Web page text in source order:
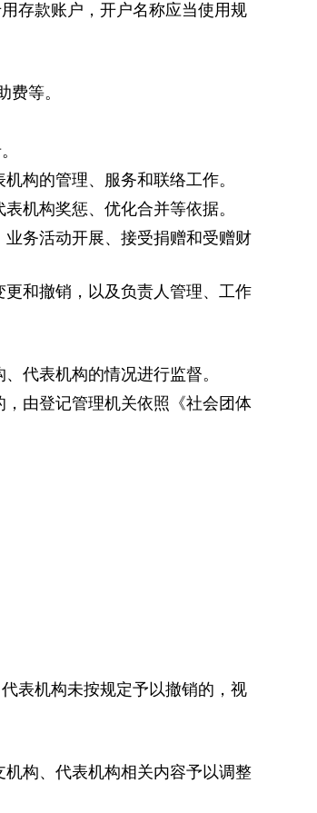
存款账户，开户名称应当使用规
等。
构的管理、服务和联络工作。
机构奖惩、优化合并等依据。
务活动开展、接受捐赠和受赠财
和撤销，以及负责人管理、工作
代表机构的情况进行监督。
由登记管理机关依照《社会团体
表机构未按规定予以撤销的，视
构、代表机构相关内容予以调整